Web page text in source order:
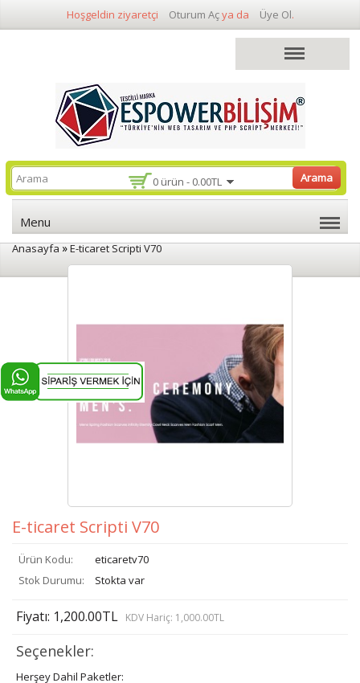
Hoşgeldin ziyaretçi Oturum Açya da Üye Ol.
0 ürün - 0.00TL Arama
Menu
Anasayfa»E-ticaret Scripti V70
E-ticaret Scripti V70
Ürün Kodu:
eticaretv70
Stok Durumu:
Stokta var
Fiyatı: 1,200.00TL KDV Hariç: 1,000.00TL
Seçenekler:
Herşey Dahil Paketler: